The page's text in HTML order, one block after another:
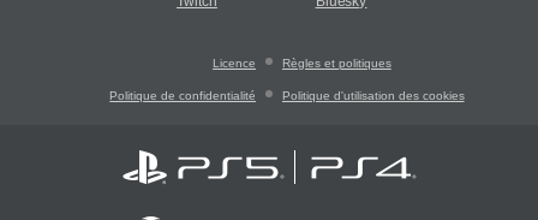
Licence Règles et politiques
Politique de confidentialité Politique d'utilisation des cookies